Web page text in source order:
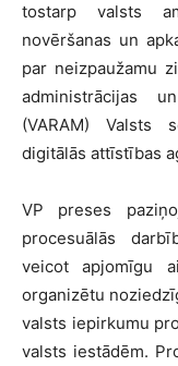
tostarp valsts
novēršanas un
par neizpaužamu
administrācijas
(VARAM) Valsts
digitālās attīstības
VP preses
procesuālās
veicot apjomīgu
organizētu
valsts iepirkumu
valsts iestādēm.